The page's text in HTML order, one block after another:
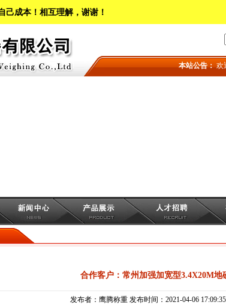
己成本！相互理解，谢谢！
本站公告： 欢
合作客户：常州加强加宽型3.4X20M地
发布者：鹰腾称重 发布时间：2021-04-06 17:09:35